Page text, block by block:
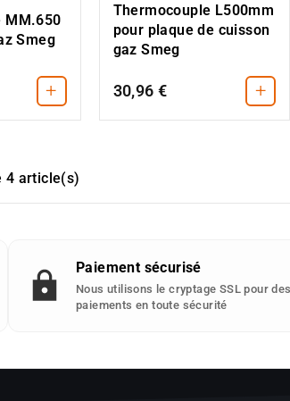
MM.650
Smeg
+
Thermocouple L500mm
pour plaque de cuisson
gaz Smeg
30,96 € +
4 article(s)
Paiement sécurisé
Nous utilisons le cryptage SSL pour des
paiements en toute sécurité